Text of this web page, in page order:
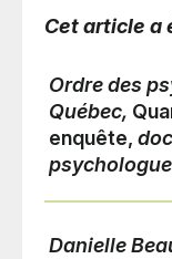
Cet article a
Ordre des
Québec,
enquête,
Danielle